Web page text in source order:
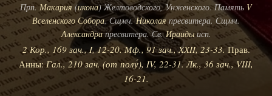
Прп.Макария(икона) Желтоводского, Унженского. Память V
Вселенского Собора. Сщмч.Николая пресвитера. Сщмч.
Александрапресвитера. Св.Ираидыисп.
2 Кор., 169 зач., I, 12-20. Мф., 91 зач., XXII, 23-33.Прав.
Анны:Гал., 210 зач. (от полу́), IV, 22-31. Лк., 36 зач., VIII,
16-21.